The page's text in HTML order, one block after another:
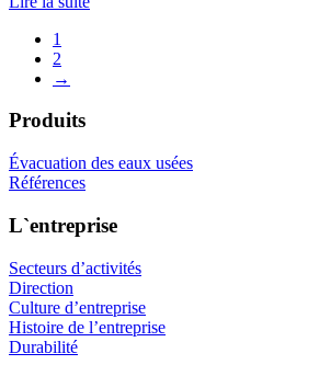
1
2
→
Produits
Évacuation des eaux usées
Références
L`entreprise
Secteurs d’activités
Direction
Culture d’entreprise
Histoire de l’entreprise
Durabilité